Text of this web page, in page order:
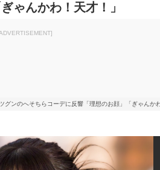
ゃんかわ！天才！」
グンのへそちらコーデに反響「理想のお顔」「ぎゃんか